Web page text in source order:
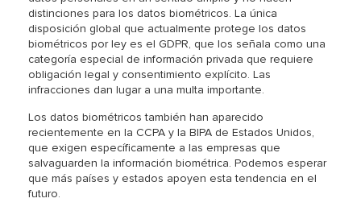
distinciones para los datos biométricos. La única
disposición global que actualmente protege los datos
biométricos por ley es el GDPR, que los señala como una
categoría especial de información privada que requiere
obligación legal y consentimiento explícito. Las
infracciones dan lugar a una multa importante.
Los datos biométricos también han aparecido
recientemente en la CCPA y la BIPA de Estados Unidos,
que exigen específicamente a las empresas que
salvaguarden la información biométrica. Podemos esperar
que más países y estados apoyen esta tendencia en el
futuro.